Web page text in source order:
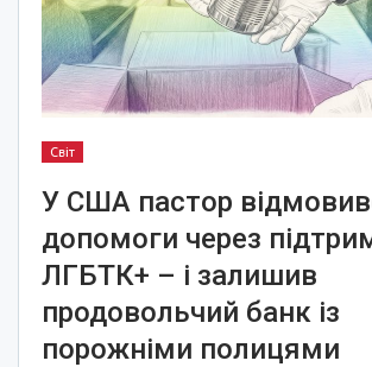
Світ
У США пастор
допомоги через
ЛГБТК+ – і залишив
продовольчий банк із
порожніми полицями